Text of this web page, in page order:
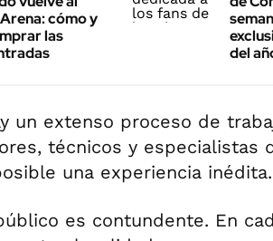
cómo y
las
del
un extenso proceso de
técnicos y especialistas
una experiencia inédita.
es contundente. En